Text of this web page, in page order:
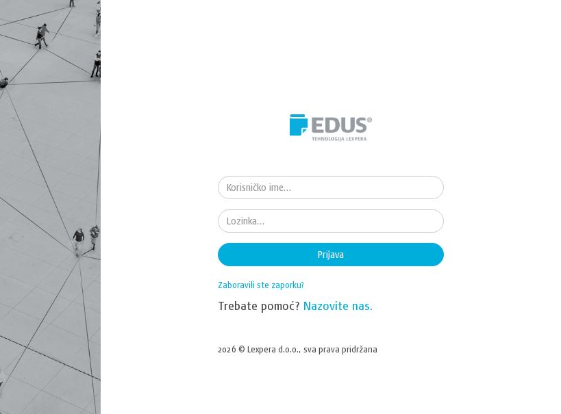
Prijava
Zaboravili ste zaporku?
Trebate pomoć? Nazovite nas.
2026 © Lexpera d.o.o., sva prava pridržana